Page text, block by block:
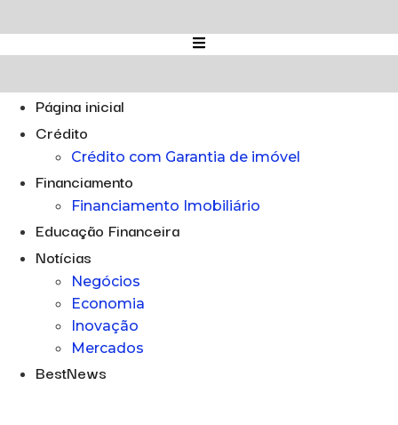
para
o
Página inicial
Crédito
Crédito com Garantia de imóvel
Financiamento
Financiamento Imobiliário
Educação Financeira
Notícias
Negócios
Economia
Inovação
Mercados
BestNews